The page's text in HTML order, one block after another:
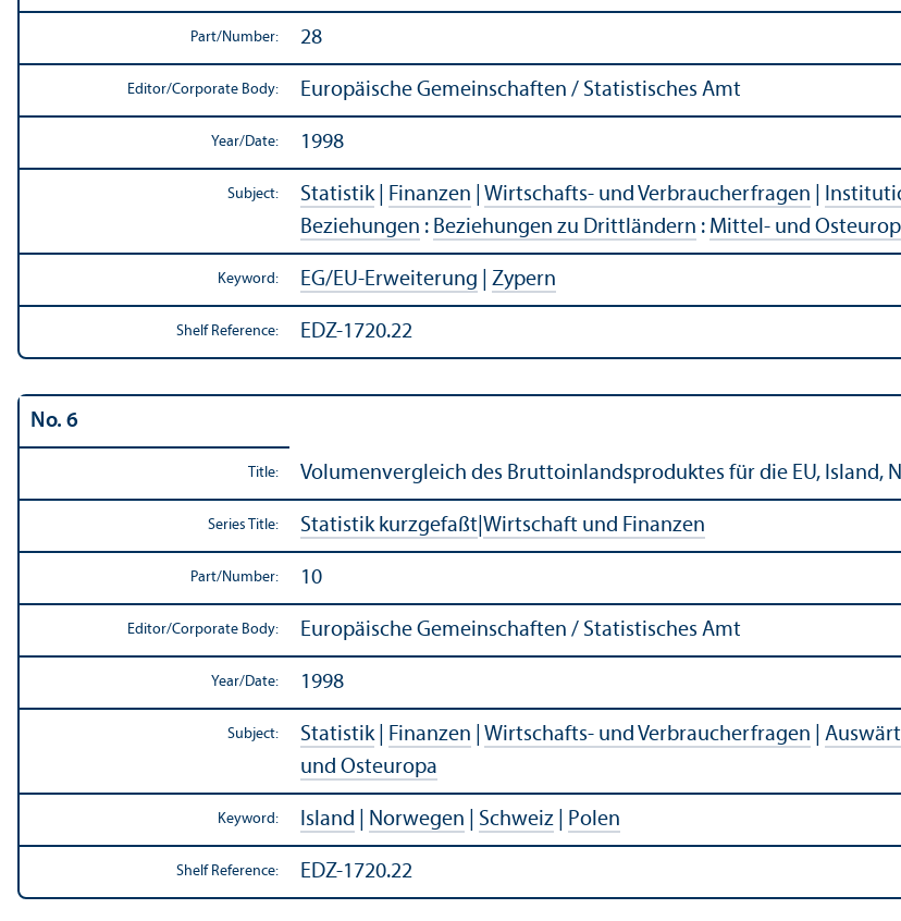
Part/Number: 28
Editor/Corporate Body: Europäische Gemeinschaften / Statistisches Amt
Year/Date: 1998
Subject: Statistik| Finanzen Wirtschafts- und Verbraucherfragen
Beziehungen : Beziehungen zu Drittländern : Mittel- und
Keyword: EG/EU-Erweiterung Zypern
Shelf Reference: EDZ-1720.22
No. 6
Title: Volumenvergleich des Bruttoinlandsproduktes für die EU, Island,
Series Title: Statistik kurzgefaßt Wirtschaft und Finanzen
Part/Number: 10
Editor/Corporate Body: Europäische Gemeinschaften / Statistisches Amt
Year/Date: 1998
Subject: Statistik| Finanzen Wirtschafts- und Verbraucherfragen
und Osteuropa
Keyword: Island Norwegen Schweiz Polen
Shelf Reference: EDZ-1720.22